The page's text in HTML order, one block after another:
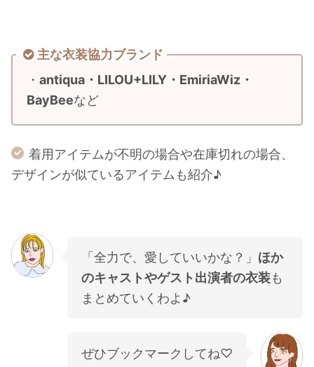
主な衣装協力ブランド
・ antiqua・LILOU+LILY・EmiriaWiz・
BayBeeなど
着用アイテムが不明の場合や在庫切れの場合、
デザインが似ているアイテムも紹介♪
「全力で、愛していいかな？」 ほか
のキャストやゲスト出演者の衣装も
まとめていくわよ♪
ぜひブックマークしてね♡